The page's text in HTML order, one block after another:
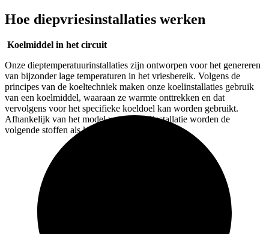
Hoe diepvriesinstallaties werken
Koelmiddel in het circuit
Onze dieptemperatuurinstallaties zijn ontworpen voor het genereren
van bijzonder lage temperaturen in het vriesbereik. Volgens de
principes van de koeltechniek maken onze koelinstallaties gebruik
van een koelmiddel, waaraan ze warmte onttrekken en dat
vervolgens voor het specifieke koeldoel kan worden gebruikt.
Afhankelijk van het model van de koelinstallatie worden de
volgende stoffen als koelmiddel gebruikt: